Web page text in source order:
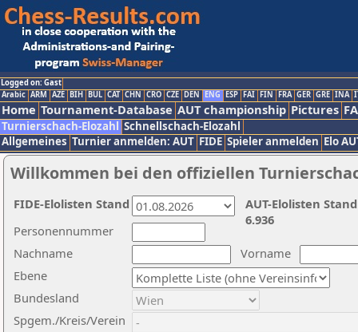
Logged on: Gast
Arabic ARM AZE BIH BUL CAT CHN CRO CZE DEN ENG ESP FAI FIN FRA GER GRE INA
Home Tournament-Database AUT championship Pictures
Turnierschach-Elozahl Schnellschach-Elozahl
Allgemeines Turnier anmelden: AUT FIDE Spieler anmelden Elo
Willkommen bei den offiziellen
Nachname
Vorname
Ebene
Personennummer
Bundesland
Spgem./Kreis/Verein
AUT-Elolisten
6.936
FIDE-Elolisten Stand